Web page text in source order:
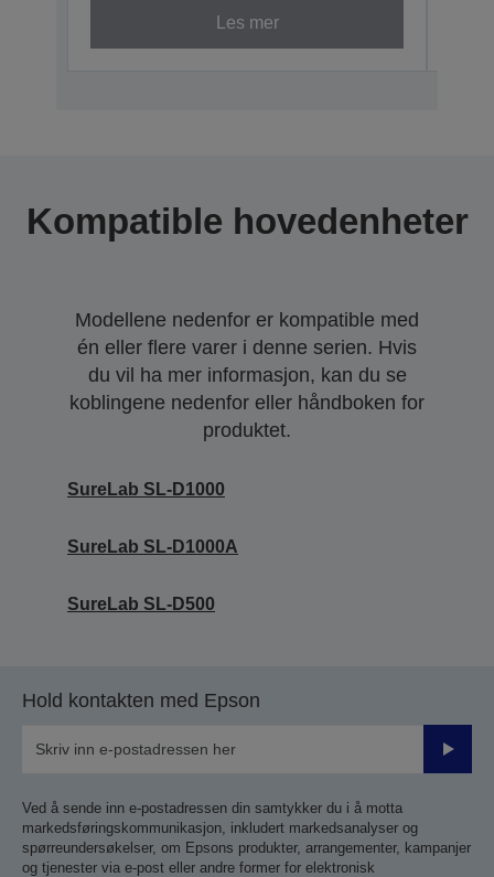
Les mer
Kompatible hovedenheter
Modellene nedenfor er kompatible med
én eller flere varer i denne serien. Hvis
du vil ha mer informasjon, kan du se
koblingene nedenfor eller håndboken for
produktet.
SureLab SL-D1000
SureLab SL-D1000A
SureLab SL-D500
Hold kontakten med Epson
Send
Ved å sende inn e-postadressen din samtykker du i å motta
markedsføringskommunikasjon, inkludert markedsanalyser og
spørreundersøkelser, om Epsons produkter, arrangementer, kampanjer
og tjenester via e-post eller andre former for elektronisk